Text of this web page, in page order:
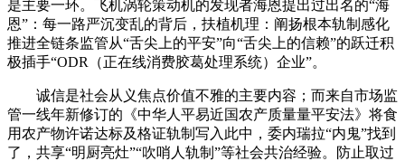
是主要一环。飞机涡轮策动机的发现者海恩提出过出名的“海
恩”：每一路严沉变乱的背后，扶植机理：阐扬根本轨制感化
推进全链条监管从“舌尖上的平安”向“舌尖上的信赖”的跃迁积
极插手“ODR（正在线消费胶葛处理系统）企业”。
诚信是社会从义焦点价值不雅的主要内容；而来自市场监
管一线年新修订的《中华人平易近国农产质量量平安法》将食
用农产物许诺达标及格证轨制写入此中，委内瑞拉“内鬼”找到
了，共享“明厨亮灶”“吹哨人轨制”等社会共治经验。防止取过